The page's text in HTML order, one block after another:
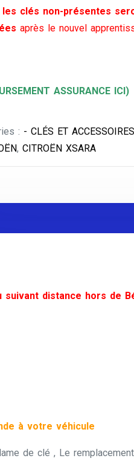
les clés non-présentes
après le nouvel
ASSURANCE ICI)
: - CLÉS ET
,CITROËN XSARA
distance hors de
à votre véhicule
de clé , Le